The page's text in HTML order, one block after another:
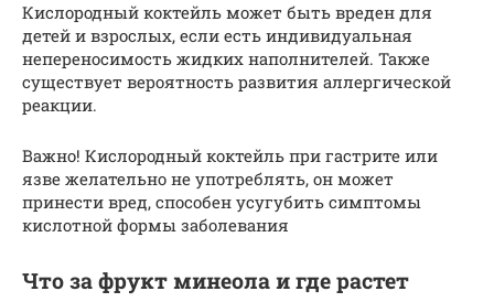
Кислородный коктейль может быть вреден для
детей и взрослых, если есть индивидуальная
непереносимость жидких наполнителей. Также
существует вероятность развития аллергической
реакции.
Важно! Кислородный коктейль при гастрите или
язве желательно не употреблять, он может
принести вред, способен усугубить симптомы
кислотной формы заболевания
Что за фрукт минеола и где растет